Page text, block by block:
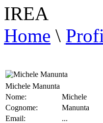
Home \
Michele Manunta
Nome:
Michele
Cognome:
Manunta
Email:
...